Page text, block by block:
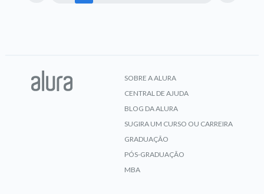
SOBRE A ALURA
CENTRAL DE AJUDA
BLOG DA ALURA
SUGIRA UM CURSO OU CARREIRA
GRADUAÇÃO
PÓS-GRADUAÇÃO
MBA